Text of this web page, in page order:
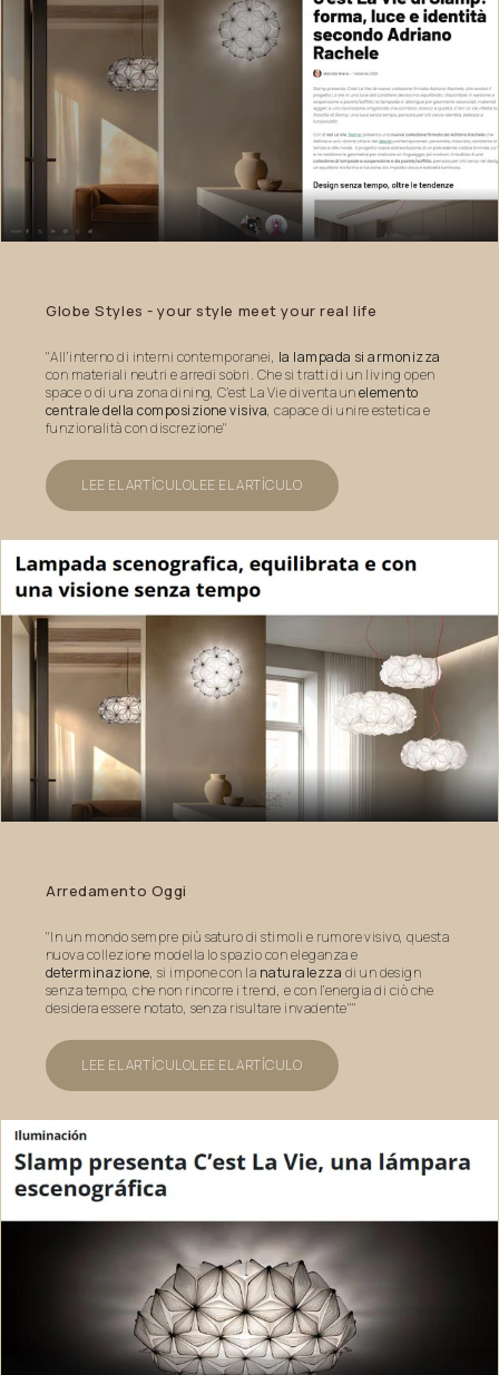
Globe Styles - your style meet your real life
"All’interno di interni contemporanei, la lampada si armonizza
con materiali neutri e arredi sobri. Che si tratti di un living open
space o di una zona dining, C’est La Vie diventa unelemento
centrale della composizione visiva, capace di unire estetica e
funzionalità con discrezione"
LEE EL ARTÍCULOLEE EL ARTÍCULO
Arredamento Oggi
"In un mondo sempre più saturo di stimoli e rumore visivo, questa
nuova collezione modella lo spazio con eleganza e
determinazione, si impone con la naturalezza di un design
senza tempo, che non rincorre i trend, e con l’energia di ciò che
desidera essere notato, senza risultare invadente""
LEE EL ARTÍCULOLEE EL ARTÍCULO